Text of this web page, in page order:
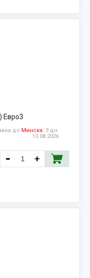
Евро3
до Минска: 3 дн.
10.08.2026